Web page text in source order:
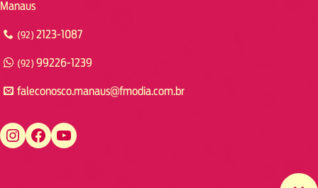
Manaus
(92) 2123-1087
(92) 99226-1239
faleconosco.manaus@fmodia.com.br
https://www.instagram.com/fmodiamanaus/ https://www.facebook.com/fmodiamanaus https://www.youtube.com/user/radiofmodia